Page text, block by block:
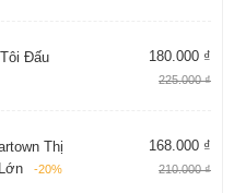
Đấu
180.000 ₫
225.000 ₫
Thị
-20%
168.000 ₫
210.000 ₫